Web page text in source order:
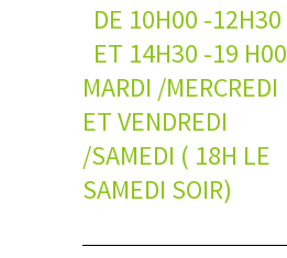
DE 10H00 -12H30
ET 14H30 -19 H00
MARDI /MERCREDI
ET VENDREDI
/SAMEDI ( 18H LE
SAMEDI SOIR)